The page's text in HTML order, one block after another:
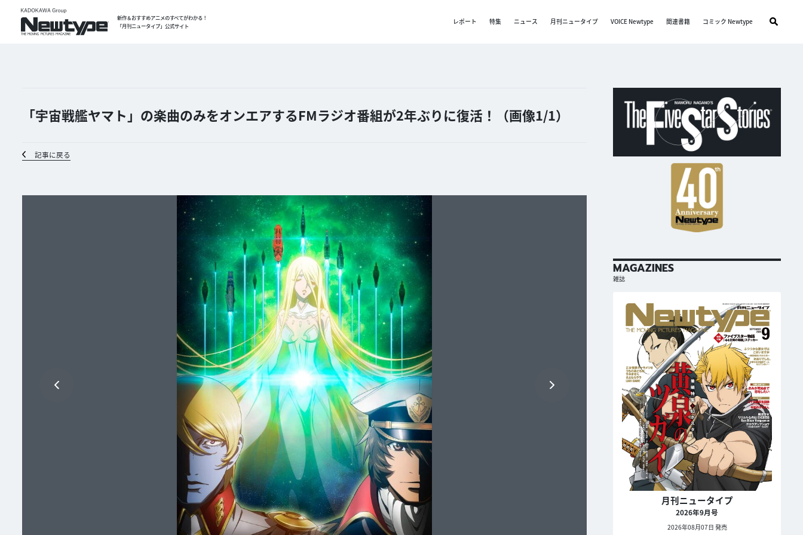
新作＆おすすめアニメのすべてがわかる！
「月刊ニュータイプ」公式サイト
レポート 特集 ニュース 月刊ニュータイプ VOICE Newtype 関連書籍 コミック Newtype
「宇宙戦艦ヤマト」の楽曲のみをオンエアするFMラジオ番組が2年ぶりに復活！（画像1/1）
記事に戻る
MAGAZINES
雑誌
月刊ニュータイプ
2026年9月号
2026年08月07日 発売